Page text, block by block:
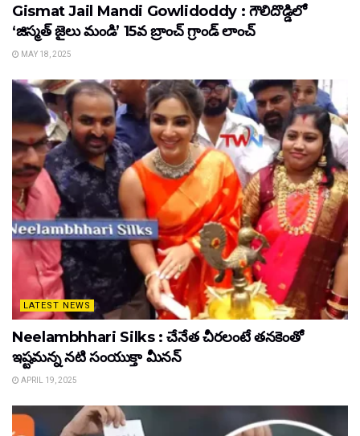
Gismat Jail Mandi Gowlidoddy : గౌలిదొడ్డిలో
‘జిస్మత్ జైలు మండి’ 15వ బ్రాంచ్ గ్రాండ్ లాంచ్
MAY 18, 2025
LATEST NEWS
Neelambhhari Silks : చేనేత చీరలంటే తనకెంతో
ఇష్టమన్న నటి సంయుక్తా మీనన్‌
APRIL 19, 2025